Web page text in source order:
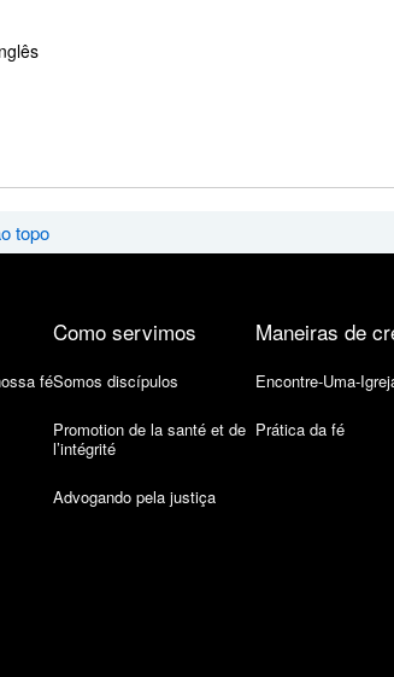
topo
fé
Como servimos
Somos discípulos
Promotion de la santé et de
l’intégrité
Advogando pela justiça
Maneiras de
Encontre-Uma-
Prática da fé